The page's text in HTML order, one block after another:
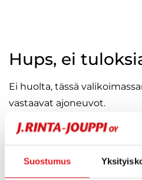
Suostumus
Hups, ei
Ei huolta, tässä
vastaavat ajoneuvot.